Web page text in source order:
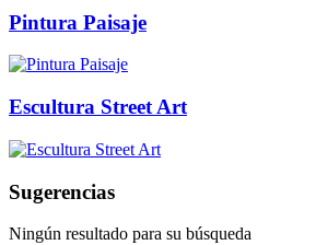
Pintura Paisaje
Escultura Street Art
Sugerencias
Ningún resultado para su búsqueda